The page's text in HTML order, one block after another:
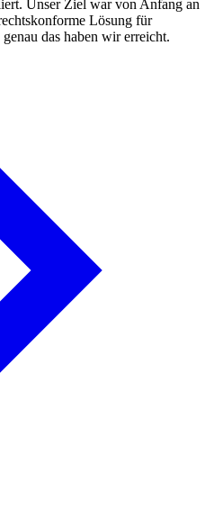
Unser Ziel war von Anfang an
Lösung für
das haben wir erreicht.